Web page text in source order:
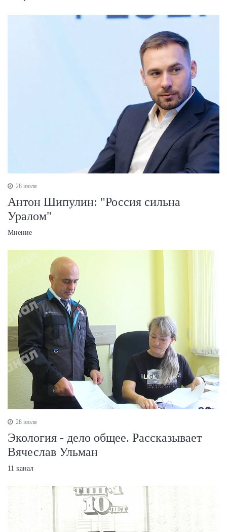
28 июля
Антон Шипулин: "Россия сильна
Уралом"
Мнение
28 июля
Экология - дело общее. Рассказывает
Вячеслав Ульман
11 канал